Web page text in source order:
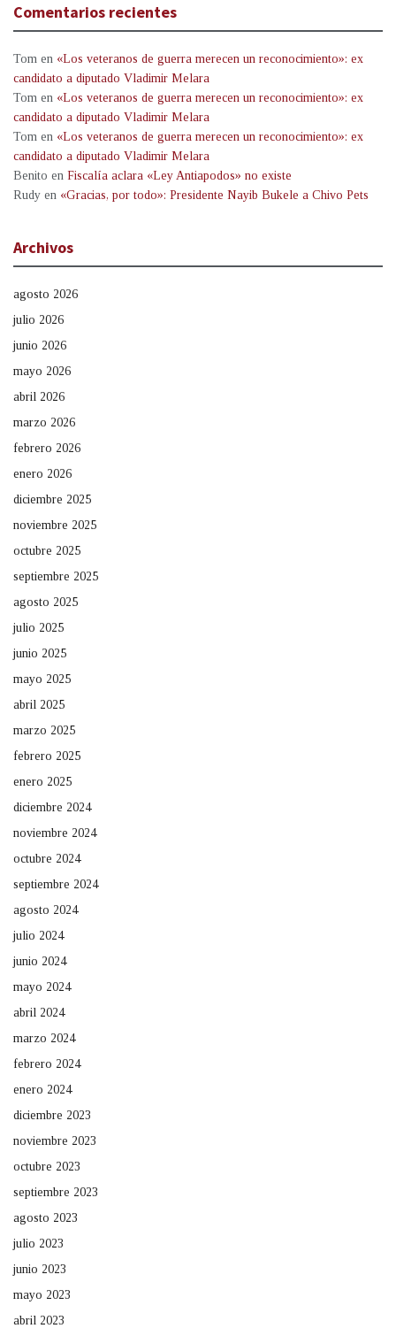
Comentarios recientes
Tom en «Los veteranos de guerra merecen un reconocimiento»: ex
candidato a diputado Vladimir Melara
Tom en «Los veteranos de guerra merecen un reconocimiento»: ex
candidato a diputado Vladimir Melara
Tom en «Los veteranos de guerra merecen un reconocimiento»: ex
candidato a diputado Vladimir Melara
Benito en Fiscalía aclara «Ley Antiapodos» no existe
Rudy en «Gracias, por todo»: Presidente Nayib Bukele a Chivo Pets
Archivos
agosto 2026
julio 2026
junio 2026
mayo 2026
abril 2026
marzo 2026
febrero 2026
enero 2026
diciembre 2025
noviembre 2025
octubre 2025
septiembre 2025
agosto 2025
julio 2025
junio 2025
mayo 2025
abril 2025
marzo 2025
febrero 2025
enero 2025
diciembre 2024
noviembre 2024
octubre 2024
septiembre 2024
agosto 2024
julio 2024
junio 2024
mayo 2024
abril 2024
marzo 2024
febrero 2024
enero 2024
diciembre 2023
noviembre 2023
octubre 2023
septiembre 2023
agosto 2023
julio 2023
junio 2023
mayo 2023
abril 2023